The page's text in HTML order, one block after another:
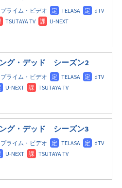
osusume-
osusume-
osusume-
osusume-
osusume-
グ・デッド シーズン2
グ・デッド シーズン3